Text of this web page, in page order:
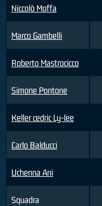
Niccolò Moffa
Marco Gambelli
Roberto Mastrocicco
Simone Pontone
Keller cedric Ly-lee
Carlo Balducci
Uchenna Ani
Squadra